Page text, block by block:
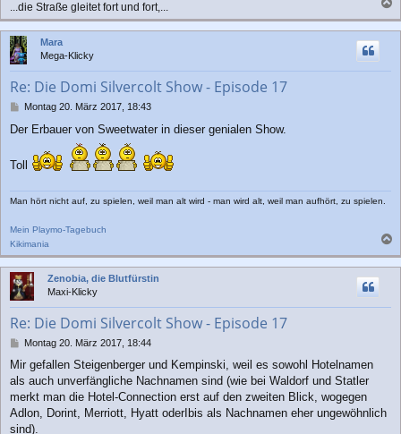
...die Straße gleitet fort und fort,...
a
c
Mara
Mega-Klicky
Re: Die Domi Silvercolt Show - Episode 17
B
i
r
Montag 20. März 2017, 18:43
Der Erbauer von Sweetwater in dieser genialen Show.
Toll
Man hört nicht auf, zu spielen, weil man alt wird - man wird alt, weil man aufhört, zu spielen.
Mein Playmo-Tagebuch
Kikimania
a
c
Zenobia, die Blutfürstin
Maxi-Klicky
Re: Die Domi Silvercolt Show - Episode 17
B
i
t
r
a
Montag 20. März 2017, 18:44
Mir gefallen Steigenberger und Kempinski, weil es sowohl Hotelnamen
als auch unverfängliche Nachnamen sind (wie bei Waldorf und Statler
merkt man die Hotel-Connection erst auf den zweiten Blick, wogegen
Adlon, Dorint, Merriott, Hyatt oderIbis als Nachnamen eher ungewöhnlich
sind).